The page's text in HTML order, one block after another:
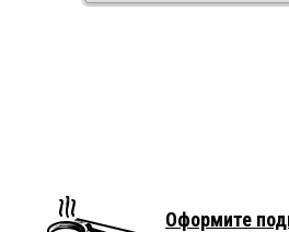
Оформите